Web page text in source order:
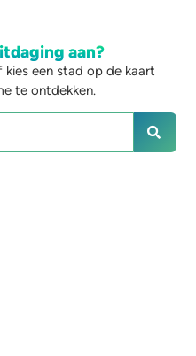
aan?
een stad op de kaart
te ontdekken.